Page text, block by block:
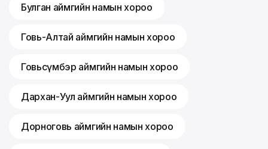
Булган аймгийн намын хороо
Говь-Алтай аймгийн намын хороо
Говьсүмбэр аймгийн намын хороо
Дархан-Уул аймгийн намын хороо
Дорноговь аймгийн намын хороо